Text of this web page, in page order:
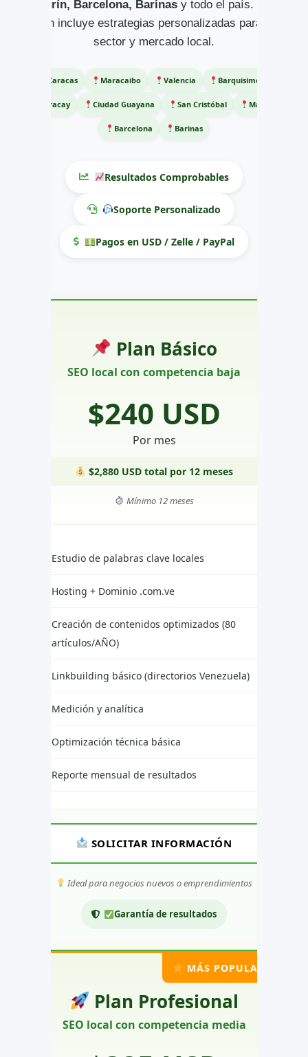
Maturín, Barcelona, Barinasy todo el país. Cada
plan incluye estrategias personalizadas para tu
sector y mercado local.
Caracas Maracaibo Valencia Barquisimeto
Maracay Ciudad Guayana San Cristóbal Maturín
Barcelona Barinas
Resultados Comprobables
Soporte Personalizado
Pagos en USD / Zelle / PayPal
Plan Básico
SEO local con competencia baja
$240 USD
Por mes
$2,880 USD total por 12 meses
Mínimo 12 meses
Estudio de palabras clave locales
Hosting + Dominio .com.ve
Creación de contenidos optimizados (80
artículos/AÑO)
Linkbuilding básico (directorios Venezuela)
Medición y analítica
Optimización técnica básica
Reporte mensual de resultados
SOLICITAR INFORMACIÓN
Ideal para negocios nuevos o emprendimientos
Garantía de resultados
MÁS POPULAR
Plan Profesional
SEO local con competencia media